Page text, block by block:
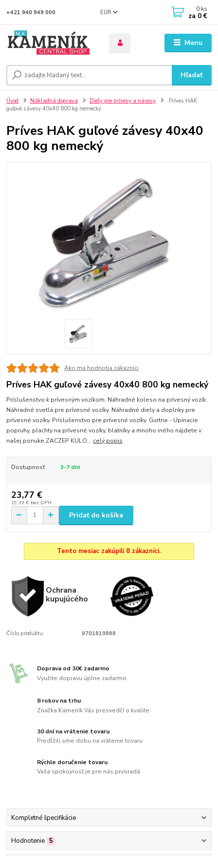
Menu
EUR
Hľadať
+421 940 949 000 0 ks
za 0 €
Úvod Nákladná doprava Diely pre prívesy a návesy
Príves HAK
guľové závesy 40x40 800 kg nemecký
Príves HAK guľové závesy 40x40
800 kg nemecký
Ako ma hodnotia zákazníci
Príves HAK guľové závesy 40x40 800 kg nemecký
Príslušenstvo k prívesným vozíkom. Náhradné koleso na prívesný vozík.
Náhradné svetlá pre prívesné vozíky. Náhradné diely a doplnky pre
prívesné vozíky. Príslušenstvo pre prívesné vozíky. Gurtne - Upínacie
popruhy, plachty na prívesné vozíky, blatníky a mnoho iného nájdete v
našej ponuke.ZACZEP KULO... celý popis
Dostupnosť 3-7 dni
23,77 €
19,33 € bez DPH
Pridať do košíka
Tento mesiac zakúpili 8 zákazníci.
Ochrana
kupujúcého
Číslo produktu: 9701819868
Doprava od 30€ zadarmo
Využite dopravu úplne zadarmo
8 rokov na trhu
Značka Kameník Vás presvedčí o kvalite
30 dní na vrátenie tovaru
Predĺžili sme dobu na vrátenie tovaru
Rýchle doručenie tovaru
Vaša spokojnosť je pre nás prvoradá
Kompletné špecifikácie
Hodnotenie 5